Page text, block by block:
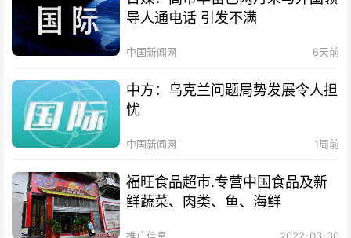
导人通电话 引发不满
中国新闻网 6天前
中方：乌克兰问题局势发展令人担
忧
中国新闻网 1周前
福旺食品超市.专营中国食品及新
鲜蔬菜、肉类、鱼、海鲜